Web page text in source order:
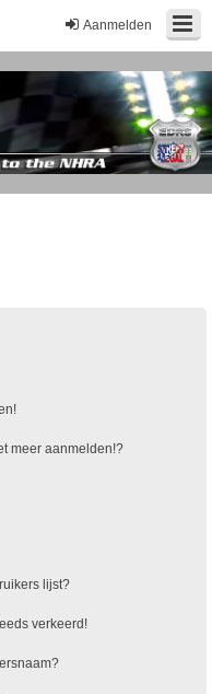
Aanmelden
meer aanmelden!?
lijst?
verkeerd!